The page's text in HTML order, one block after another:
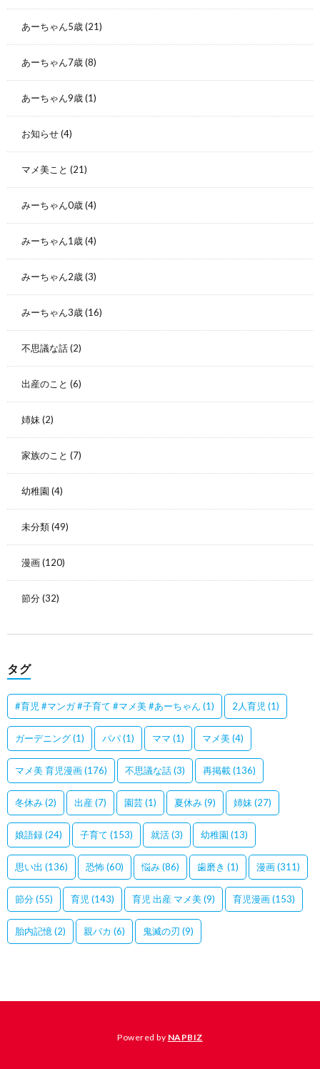
あーちゃん5歳(21)
あーちゃん7歳(8)
あーちゃん9歳(1)
お知らせ(4)
マメ美こと (21)
みーちゃん0歳(4)
みーちゃん1歳(4)
みーちゃん2歳(3)
みーちゃん3歳(16)
不思議な話(2)
出産のこと (6)
姉妹 (2)
家族のこと (7)
幼稚園 (4)
未分類(49)
漫画(120)
節分(32)
タグ
#育児 #マンガ #子育て #マメ美 #あーちゃん (1) 2人育児 (1)
ガーデニング(1) パパ(1) ママ (1) マメ美(4)
マメ美 育児漫画(176) 不思議な話(3) 再掲載(136)
冬休み(2) 出産(7) 園芸(1) 夏休み(9) 姉妹 (27)
娘語録(24) 子育て (153) 就活(3) 幼稚園 (13)
思い出 (136) 恐怖(60) 悩み(86) 歯磨き (1) 漫画(311)
節分(55) 育児 (143) 育児 出産 マメ美(9) 育児漫画(153)
胎内記憶(2) 親バカ (6) 鬼滅の刃 (9)
Powered by NAPBIZ